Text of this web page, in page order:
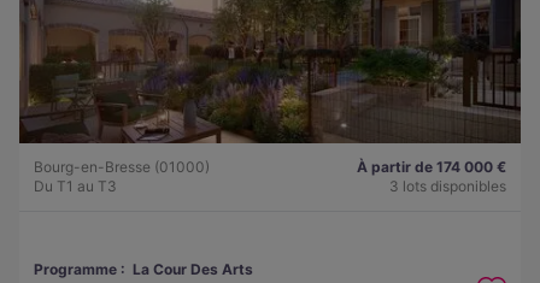
Bourg-en-Bresse (01000)
Du T1 au T3
À partir de 174 000 €
3 lots disponibles
Programme : La Cour Des Arts